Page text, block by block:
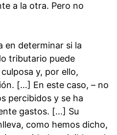
a la otra. Pero no
en determinar si la
tributario puede
y, por ello,
[…] En este caso, – no
percibidos y se ha
gastos. […] Su
como hemos dicho,